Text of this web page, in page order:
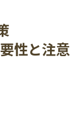
性と注意